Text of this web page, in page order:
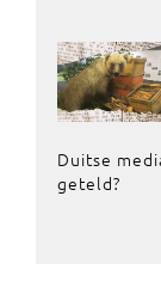
Duitse
geteld?